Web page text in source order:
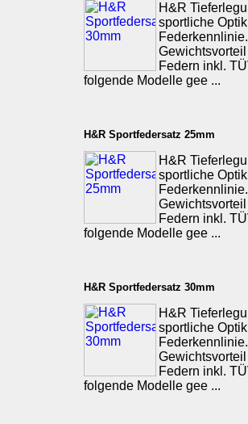
H&R
sportliche
Federn inkl.
folgende Modelle gee ...
H&R Sportfedersatz 25mm
H&R
sportliche
Federn inkl.
folgende Modelle gee ...
H&R Sportfedersatz 30mm
H&R
sportliche
Federn inkl.
folgende Modelle gee ...